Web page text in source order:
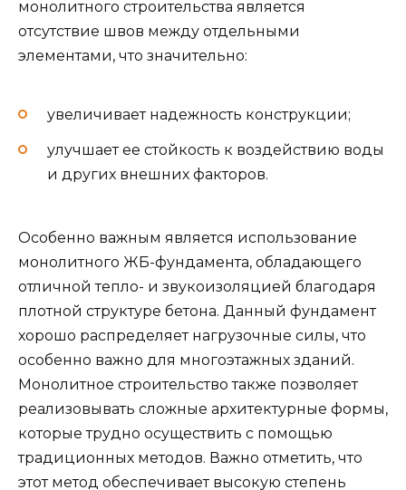
монолитного строительства является
отсутствие швов между отдельными
элементами, что значительно:
увеличивает надежность конструкции;
улучшает ее стойкость к воздействию воды
и других внешних факторов.
Особенно важным является использование
монолитного ЖБ-фундамента, обладающего
отличной тепло- и звукоизоляцией благодаря
плотной структуре бетона. Данный фундамент
хорошо распределяет нагрузочные силы, что
особенно важно для многоэтажных зданий.
Монолитное строительство также позволяет
реализовывать сложные архитектурные формы,
которые трудно осуществить с помощью
традиционных методов. Важно отметить, что
этот метод обеспечивает высокую степень